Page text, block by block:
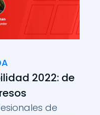
2022: de
de